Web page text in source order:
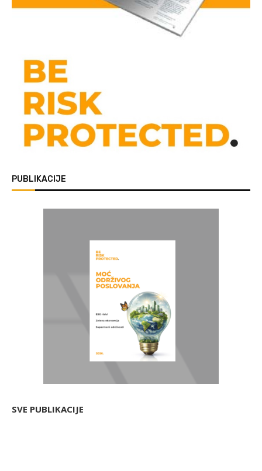
PUBLIKACIJE
SVE PUBLIKACIJE